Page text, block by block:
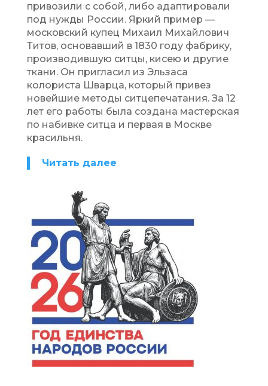
привозили с собой, либо адаптировали
под нужды России. Яркий пример —
московский купец Михаил Михайлович
Титов, основавший в 1830 году фабрику,
производившую ситцы, кисею и другие
ткани. Он пригласил из Эльзаса
колориста Шварца, который привез
новейшие методы ситцепечатания. За 12
лет его работы была создана мастерская
по набивке ситца и первая в Москве
красильня.
Читать далее